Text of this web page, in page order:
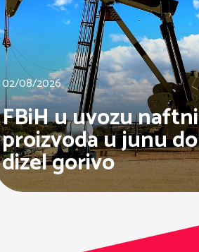
02/08/2026
FBiH u uvozu
proizvoda u junu
dizel gorivo